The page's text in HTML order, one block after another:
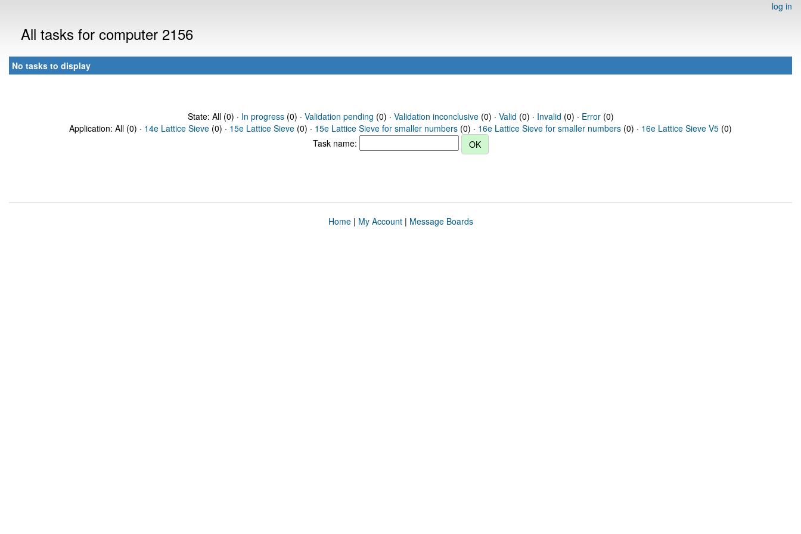
log in
All tasks for computer 2156
No tasks to display
State: All (0) · In progress(0) · Validation pending (0) · Validation inconclusive(0) · Valid (0) · Invalid (0) · Error(0)
Application: All (0) · 14e Lattice Sieve (0) · 15e Lattice Sieve (0) · 15e Lattice Sieve for smaller numbers (0) · 16e Lattice Sieve for smaller numbers (0) · 16e Lattice Sieve V5 (0)
Task name:
Home| My Account| Message Boards